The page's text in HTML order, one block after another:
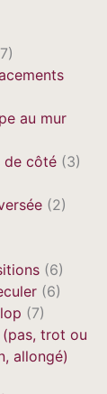
au mur
de côté (3)
(2)
(6)
(6)
(7)
trot ou
allongé)